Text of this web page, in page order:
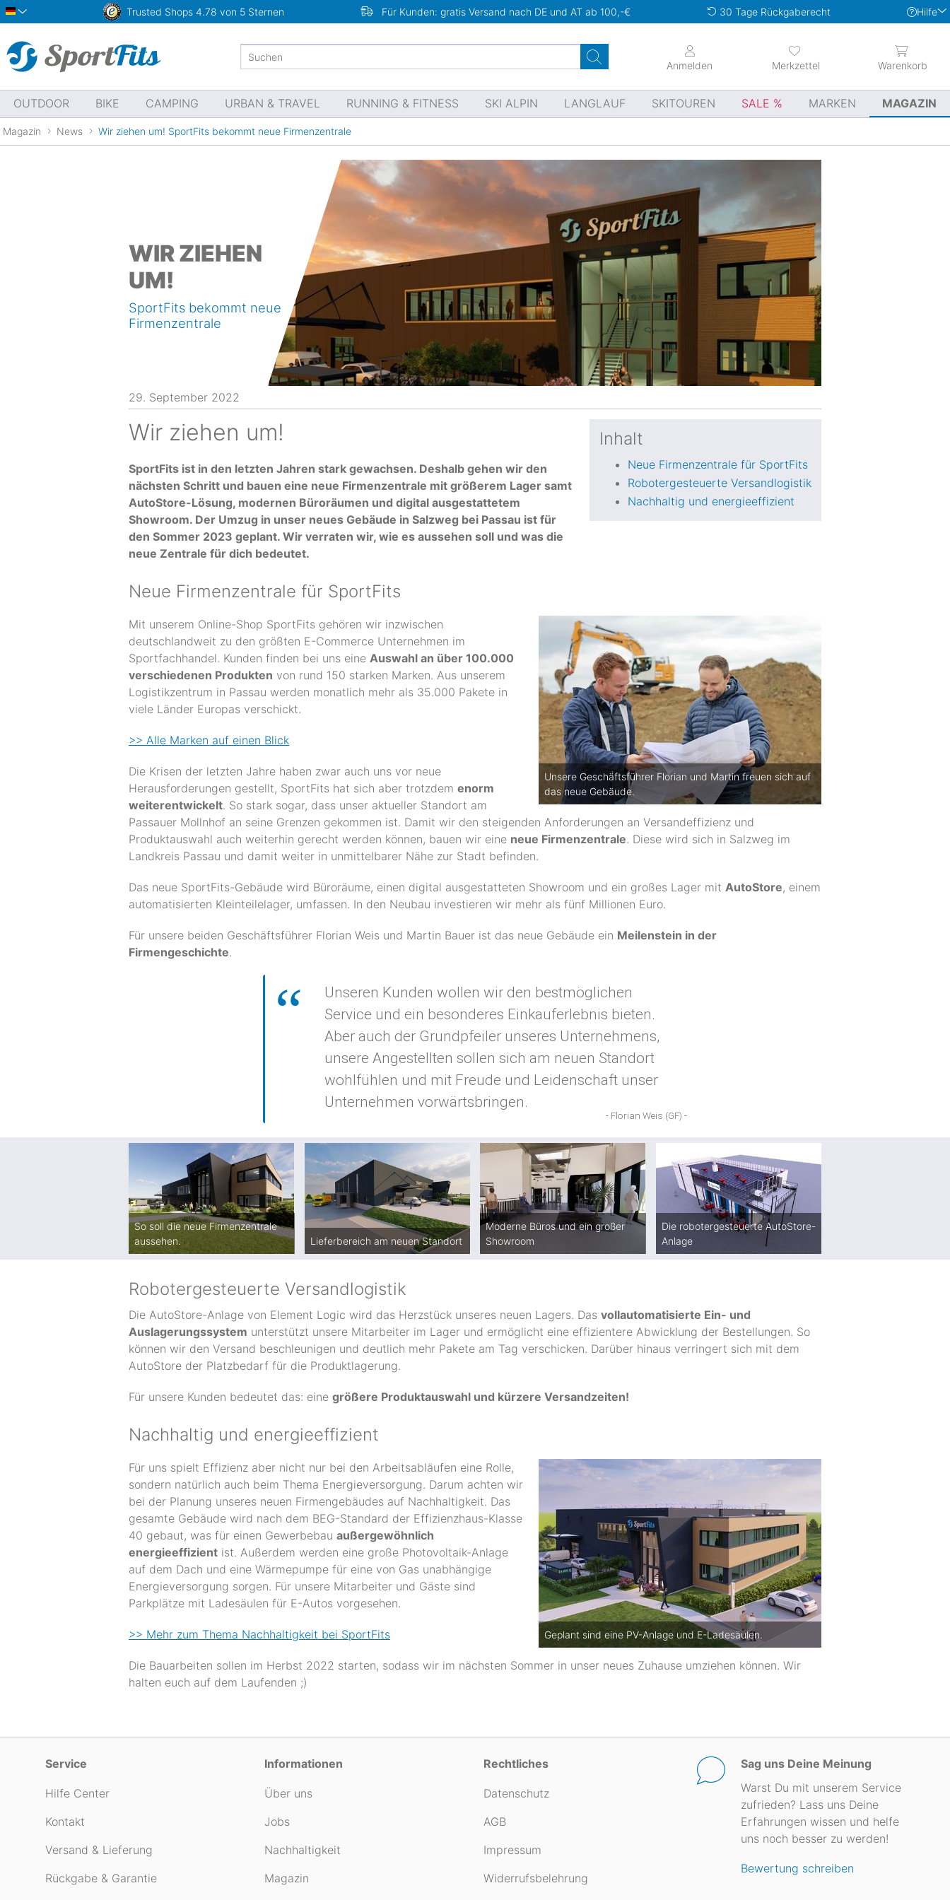
Deutsch Trusted Shops 4.78 von 5 Sternen Für Kunden: gratis Versand nach DE und AT ab 100,-€ 30 Tage Rückgaberecht Hilfe
Merkzettel
Anmelden Warenkorb
OUTDOOR BIKE CAMPING URBAN & TRAVEL RUNNING & FITNESS SKI ALPIN LANGLAUF SKITOUREN SALE MARKEN MAGAZIN
Magazin News Wir ziehen um! SportFits bekommt neue Firmenzentrale
WIR ZIEHEN
UM!
SportFits bekommt neue
Firmenzentrale
29. September 2022
Inhalt
Neue Firmenzentrale für SportFits
Robotergesteuerte Versandlogistik
Nachhaltig und energieeffizient
Wir ziehen um!
SportFits ist in den letzten Jahren stark gewachsen. Deshalb gehen wir den
nächsten Schritt und bauen eine neue Firmenzentrale mit größerem Lager samt
AutoStore-Lösung, modernen Büroräumen und digital ausgestattetem
Showroom. Der Umzug in unser neues Gebäude in Salzweg bei Passau ist für
den Sommer 2023 geplant. Wir verraten wir, wie es aussehen soll und was die
neue Zentrale für dich bedeutet.
Neue Firmenzentrale für SportFits
Unsere Geschäftsführer Florian und Martin freuen sich auf
das neue Gebäude.
Mit unserem Online-Shop SportFits gehören wir inzwischen
deutschlandweit zu den größten E-Commerce Unternehmen im
Sportfachhandel. Kunden finden bei uns eine Auswahl an über 100.000
verschiedenen Produkten von rund 150 starken Marken. Aus unserem
Logistikzentrum in Passau werden monatlich mehr als 35.000 Pakete in
viele Länder Europas verschickt.
>> Alle Marken auf einen Blick
Die Krisen der letzten Jahre haben zwar auch uns vor neue
Herausforderungen gestellt, SportFits hat sich aber trotzdem enorm
weiterentwickelt. So stark sogar, dass unser aktueller Standort am
Passauer Mollnhof an seine Grenzen gekommen ist. Damit wir den steigenden Anforderungen an Versandeffizienz und
Produktauswahl auch weiterhin gerecht werden können, bauen wir eine neue Firmenzentrale. Diese wird sich in Salzweg im
Landkreis Passau und damit weiter in unmittelbarer Nähe zur Stadt befinden.
Das neue SportFits-Gebäude wird Büroräume, einen digital ausgestatteten Showroom und ein großes Lager mit AutoStore, einem
automatisierten Kleinteilelager, umfassen. In den Neubau investieren wir mehr als fünf Millionen Euro.
Für unsere beiden Geschäftsführer Florian Weis und Martin Bauer ist das neue Gebäude ein Meilenstein in der
Firmengeschichte.
Unseren Kunden wollen wir den bestmöglichen
Service und ein besonderes Einkauferlebnis bieten.
Aber auch der Grundpfeiler unseres Unternehmens,
unsere Angestellten sollen sich am neuen Standort
wohlfühlen und mit Freude und Leidenschaft unser
Unternehmen vorwärtsbringen.
Florian Weis (GF)
So soll die neue Firmenzentrale
aussehen.
Lieferbereich am neuen Standort
Moderne Büros und ein großer
Showroom
Die robotergesteuerte AutoStore-
Anlage
Robotergesteuerte Versandlogistik
Die AutoStore-Anlage von Element Logic wird das Herzstück unseres neuen Lagers. Das vollautomatisierte Ein- und
Auslagerungssystem unterstützt unsere Mitarbeiter im Lager und ermöglicht eine effizientere Abwicklung der Bestellungen. So
können wir den Versand beschleunigen und deutlich mehr Pakete am Tag verschicken. Darüber hinaus verringert sich mit dem
AutoStore der Platzbedarf für die Produktlagerung.
Für unsere Kunden bedeutet das: eine größere Produktauswahl und kürzere Versandzeiten!
Nachhaltig und energieeffizient
Geplant sind eine PV-Anlage und E-Ladesäulen.
Für uns spielt Effizienz aber nicht nur bei den Arbeitsabläufen eine Rolle,
sondern natürlich auch beim Thema Energieversorgung. Darum achten wir
bei der Planung unseres neuen Firmengebäudes auf Nachhaltigkeit. Das
gesamte Gebäude wird nach dem BEG-Standard der Effizienzhaus-Klasse
40 gebaut, was für einen Gewerbebau außergewöhnlich
energieeffizient ist. Außerdem werden eine große Photovoltaik-Anlage
auf dem Dach und eine Wärmepumpe für eine von Gas unabhängige
Energieversorgung sorgen. Für unsere Mitarbeiter und Gäste sind
Parkplätze mit Ladesäulen für E-Autos vorgesehen.
>> Mehr zum Thema Nachhaltigkeit bei SportFits
Die Bauarbeiten sollen im Herbst 2022 starten, sodass wir im nächsten Sommer in unser neues Zuhause umziehen können. Wir
halten euch auf dem Laufenden ;)
Service
Hilfe Center
Kontakt
Versand & Lieferung
Rückgabe & Garantie
Informationen
Über uns
Jobs
Nachhaltigkeit
Magazin
Rechtliches
Datenschutz
AGB
Impressum
Widerrufsbelehrung
Sag uns Deine Meinung
Warst Du mit unserem Service
zufrieden? Lass uns Deine
Erfahrungen wissen und helfe
uns noch besser zu werden!
Bewertung schreiben